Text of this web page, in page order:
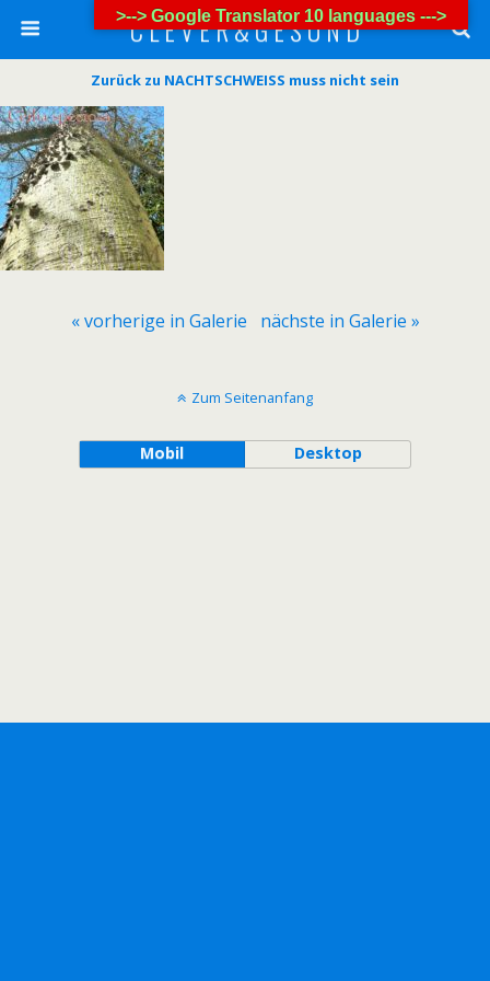
C L E V E R & G E S U N D
Zurück zu NACHTSCHWEISS muss nicht sein
« vorherige in Galerie nächste in Galerie »
Zum Seitenanfang
Mobil Desktop
>--> Google Translator 10 languages --->